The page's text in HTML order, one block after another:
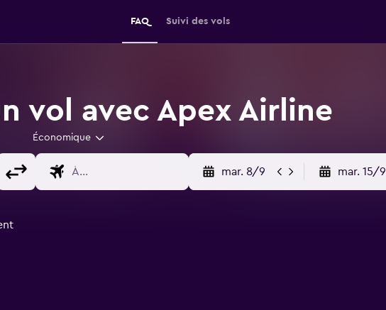
FAQ Suivi des vols
vol avec Apex Airline
Économique
mar. 8/9 mar. 15/9